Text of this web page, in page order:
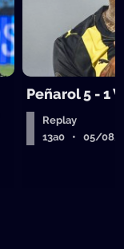
Peñarol 5 - 1
Replay
13a0 • 05/08/